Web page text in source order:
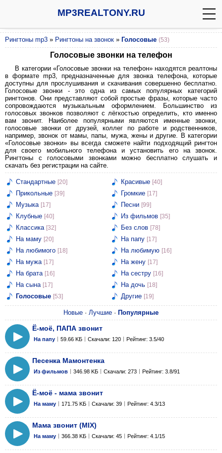
MP3REALTONY.RU
Рингтоны mp3 » Рингтоны на звонок » Голосовые (53)
Голосовые звонки на телефон
В категории «Голосовые звонки на телефон» находятся реалтоны
в формате mp3, предназначенные для звонка телефона, которые
доступны для прослушивания и скачивания совершенно бесплатно.
Голосовые звонки - это одна из самых популярных категорий
рингтонов. Они представляют собой простые фразы, которые часто
сопровождаются музыкальным оформлением. Большинство из
голосовых звонков позволяют с лёгкостью определить, кто именно
вам звонит. Наиболее популярными являются именные звонки,
голосовые звонки от друзей, коллег по работе и родственников,
например, звонок от мамы, папы, мужа, жены и другие. В категории
«Голосовые звонки» вы всегда сможете найти подходящий рингтон
для своего мобильного телефона и установить его на звонок.
Рингтоны с голосовыми звонками можно бесплатно слушать и
скачать без регистрации на сайте.
Стандартные [20] Красивые [40]
Прикольные [39] Громкие [17]
Музыка [17] Песни [99]
Клубные [40] Из фильмов [35]
Классика [32] Без слов [78]
На маму [20] На папу [17]
На любимого [18] На любимую [16]
На мужа [17] На жену [17]
На брата [16] На сестру [16]
На сына [17] На дочь [18]
Голосовые [53] Другие [19]
Новые · Лучшие · Популярные
Ё-моё, ПАПА звонит
На папу 59.66 KБ Скачали: 120 Рейтинг: 3.5/40
Песенка Мамонтенка
Из фильмов 346.98 KБ Скачали: 273 Рейтинг: 3.8/91
Ё-моё - мама звонит
На маму 171.75 KБ Скачали: 39 Рейтинг: 4.3/13
Мама звонит (MIX)
На маму 366.38 KБ Скачали: 45 Рейтинг: 4.1/15